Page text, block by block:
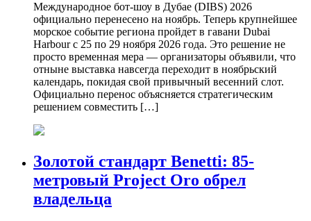
Международное бот-шоу в Дубае (DIBS) 2026
официально перенесено на ноябрь. Теперь крупнейшее
морское событие региона пройдет в гавани Dubai
Harbour с 25 по 29 ноября 2026 года. Это решение не
просто временная мера — организаторы объявили, что
отныне выставка навсегда переходит в ноябрьский
календарь, покидая свой привычный весенний слот.
Официально перенос объясняется стратегическим
решением совместить […]
Золотой стандарт Benetti: 85-
метровый Project Oro обрел
владельца